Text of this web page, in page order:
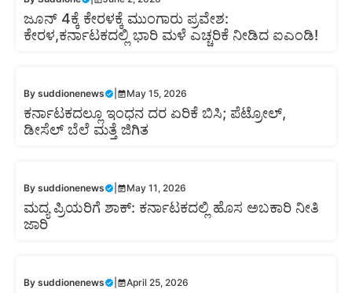
ಜೂನ್ 4ಕ್ಕೆ ಕೇರಳಕ್ಕೆ ಮುಂಗಾರು ಪ್ರವೇಶ:
ಕೇರಳ,ಕರ್ನಾಟಕದಲ್ಲಿ ಭಾರಿ ಮಳೆ ಎಚ್ಚರಿಕೆ ನೀಡಿದ ಐಎಂಡಿ!
By suddionenews May 15, 2026
ಕರ್ನಾಟಕದಲ್ಲೂ ಇಂಧನ ದರ ಏರಿಕೆ ಬಿಸಿ; ಪೆಟ್ರೋಲ್,
ಡೀಸೆಲ್ ಬೆಲೆ ಮತ್ತೆ ಜಿಗಿತ
By suddionenews May 11, 2026
ಮದ್ಯ ಪ್ರಿಯರಿಗೆ ಶಾಕ್: ಕರ್ನಾಟಕದಲ್ಲಿ ಹೊಸ ಅಬಕಾರಿ ನೀತಿ
ಜಾರಿ
By suddionenews April 25, 2026